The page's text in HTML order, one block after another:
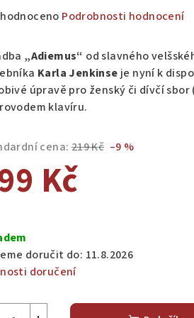
Podrobnosti hodnocení
„Adiemus“ od slavného
Karla Jenkinse je nyní k
úpravě pro ženský či dívčí sbor
klavíru.
cena: 219 Kč –9 %
Kč
doručit do: 11.8.2026
doručení